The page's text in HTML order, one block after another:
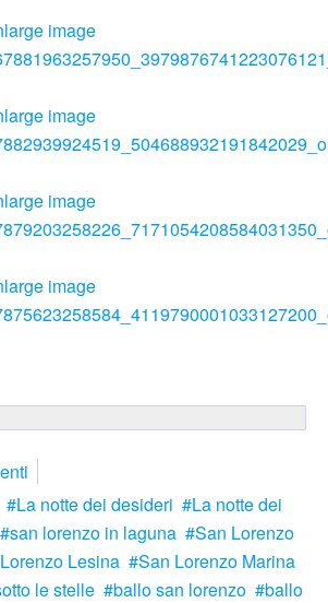
La notte dei desideri
La notte dei
san lorenzo in laguna
San Lorenzo
Lesina
San Lorenzo Marina
le stelle ballo san lorenzo
ballo